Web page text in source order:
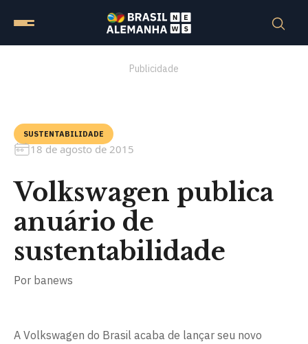
Publicidade
SUSTENTABILIDADE
18 de agosto de 2015
Volkswagen publica
anuário de
sustentabilidade
Por banews
A Volkswagen do Brasil acaba de lançar seu novo